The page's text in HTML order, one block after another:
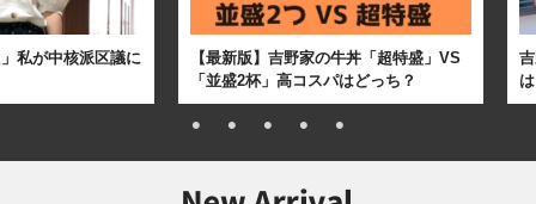
私が中核派区議に
【最新版】吉野家の牛丼「超特盛」VS
「並盛2杯」高コスパはどっち？